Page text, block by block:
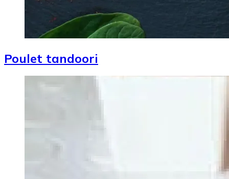
Poulet tandoori